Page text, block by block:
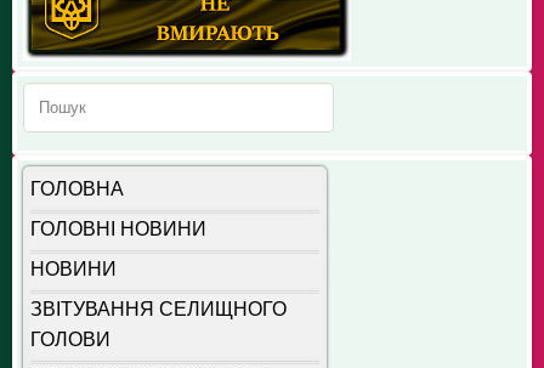
ГОЛОВНА
ГОЛОВНІ НОВИНИ
НОВИНИ
ЗВІТУВАННЯ СЕЛИЩНОГО
ГОЛОВИ